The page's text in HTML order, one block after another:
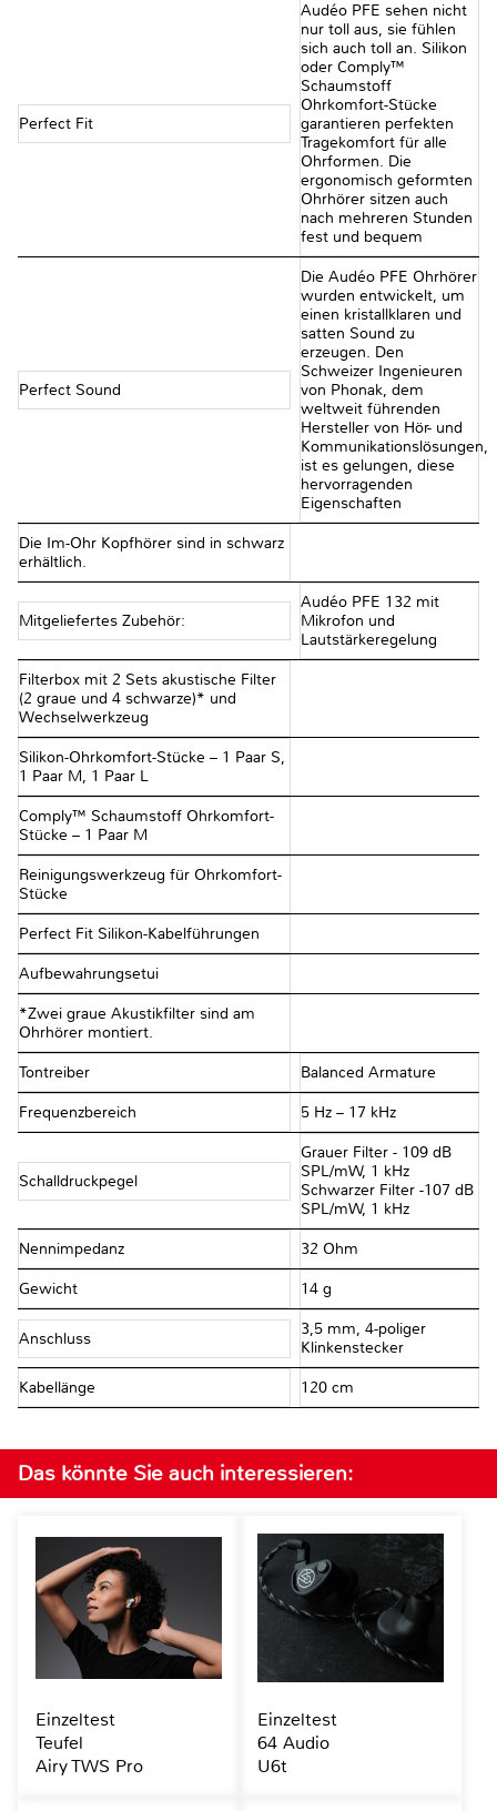
Perfect Fit
Audéo PFE sehen nicht
nur toll aus, sie fühlen
sich auch toll an. Silikon
oder Comply™
Schaumstoff
Ohrkomfort-Stücke
garantieren perfekten
Tragekomfort für alle
Ohrformen. Die
ergonomisch geformten
Ohrhörer sitzen auch
nach mehreren Stunden
fest und bequem
Perfect Sound
Die Audéo PFE Ohrhörer
wurden entwickelt, um
einen kristallklaren und
satten Sound zu
erzeugen. Den
Schweizer Ingenieuren
von Phonak, dem
weltweit führenden
Hersteller von Hör- und
Kommunikationslösungen,
ist es gelungen, diese
hervorragenden
Eigenschaften
Die Im-Ohr Kopfhörer sind in schwarz
erhältlich.
Mitgeliefertes Zubehör:
Audéo PFE 132 mit
Mikrofon und
Lautstärkeregelung
Filterbox mit 2 Sets akustische Filter
(2 graue und 4 schwarze)* und
Wechselwerkzeug
Silikon-Ohrkomfort-Stücke – 1 Paar S,
1 Paar M, 1 Paar L
Comply™ Schaumstoff Ohrkomfort-
Stücke – 1 Paar M
Reinigungswerkzeug für Ohrkomfort-
Stücke
Perfect Fit Silikon-Kabelführungen
Aufbewahrungsetui
*Zwei graue Akustikfilter sind am
Ohrhörer montiert.
Tontreiber Balanced Armature
Frequenzbereich 5 Hz – 17 kHz
Schalldruckpegel
Grauer Filter - 109 dB
SPL/mW, 1 kHz
Schwarzer Filter -107 dB
SPL/mW, 1 kHz
Nennimpedanz 32 Ohm
Gewicht 14 g
Anschluss
3,5 mm, 4-poliger
Klinkenstecker
Kabellänge 120 cm
Das könnte Sie auch interessieren:
Einzeltest
Teufel
Airy TWS Pro
Einzeltest
64 Audio
U6t